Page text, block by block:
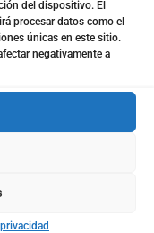
del dispositivo. El
procesar datos como el
únicas en este sitio.
negativamente a